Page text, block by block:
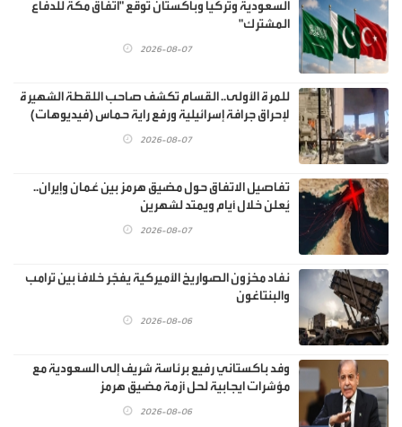
السعودية وتركيا وباكستان توقع "اتفاق مكة للدفاع
المشترك"
2026-08-07
للمرة الأولى.. القسام تكشف صاحب اللقطة الشهيرة
لإحراق جرافة إسرائيلية ورفع راية حماس (فيديوهات)
2026-08-07
تفاصيل الاتفاق حول مضيق هرمز بين عُمان وإيران..
يُعلن خلال أيام ويمتد لشهرين
2026-08-07
نفاد مخزون الصواريخ الأميركية يفجّر خلافًا بين ترامب
والبنتاغون
2026-08-06
وفد باكستاني رفيع برئاسة شريف إلى السعودية مع
مؤشرات ايجابية لحل أزمة مضيق هرمز
2026-08-06